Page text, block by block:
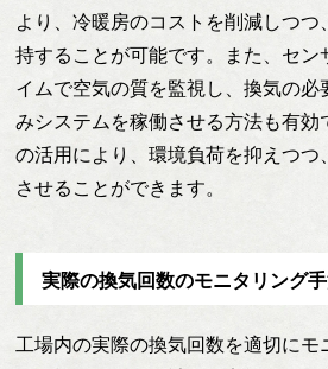
より、冷暖房のコストを削減しつつ
持することが可能です。また、セン
イムで空気の質を監視し、換気の必
みシステムを稼働させる方法も有効
の活用により、環境負荷を抑えつつ
させることができます。
実際の換気回数のモニタリング
工場内の実際の換気回数を適切にモ